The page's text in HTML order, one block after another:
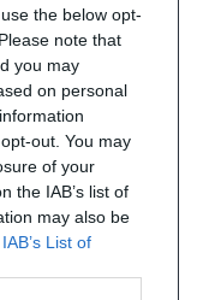
the below opt-
note that
you may
on personal
out. You may
of your
the IAB’s list of
may also be
IAB’s List of